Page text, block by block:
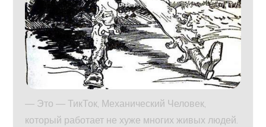
— Это — ТикТок, Механический Человек,
который работает не хуже многих живых людей.